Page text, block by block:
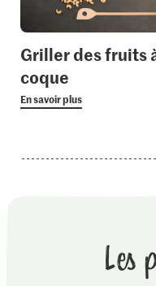
Griller des fruits
coque
En savoir plus
Les